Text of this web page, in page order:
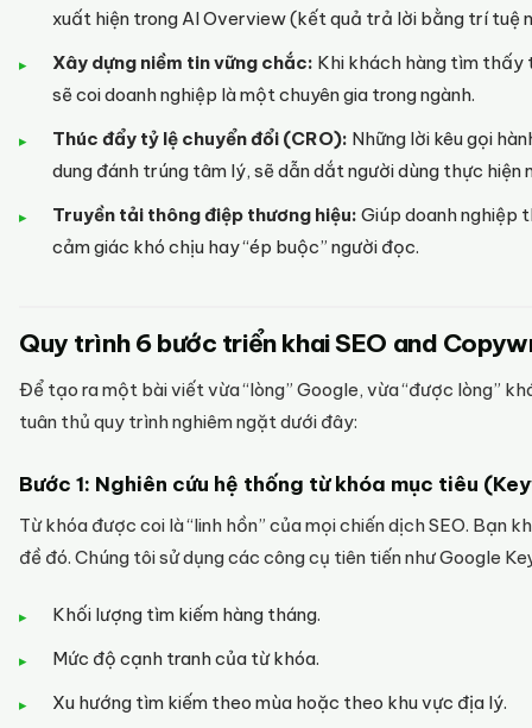
xuất hiện trong AI Overview (kết quả trả lời bằng trí tuệ
Xây dựng niềm tin vững chắc: Khi khách hàng tìm thấy
sẽ coi doanh nghiệp là một chuyên gia trong ngành.
Thúc đẩy tỷ lệ chuyển đổi (CRO): Những lời kêu gọi
dung đánh trúng tâm lý, sẽ dẫn dắt người dùng thực hiện
Truyền tải thông điệp thương hiệu: Giúp doanh nghiệp
cảm giác khó chịu hay “ép buộc” người đọc.
Quy trình 6 bước triển khai SEO and
Để tạo ra một bài viết vừa “lòng” Google, vừa “được lòng”
tuân thủ quy trình nghiêm ngặt dưới đây:
Bước 1: Nghiên cứu hệ thống từ khóa mục tiêu
Từ khóa được coi là “linh hồn” của mọi chiến dịch SEO. Bạn
đề đó. Chúng tôi sử dụng các công cụ tiên tiến như Google
Khối lượng tìm kiếm hàng tháng.
Mức độ cạnh tranh của từ khóa.
Xu hướng tìm kiếm theo mùa hoặc theo khu vực địa lý.